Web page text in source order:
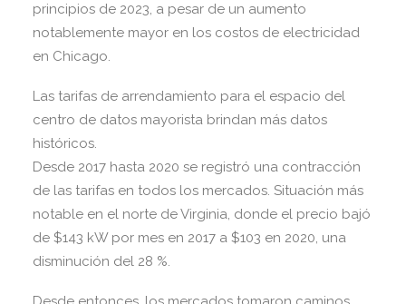
principios de 2023, a pesar de un aumento
notablemente mayor en los costos de electricidad
en Chicago.
Las tarifas de arrendamiento para el espacio del
centro de datos mayorista brindan más datos
históricos.
Desde 2017 hasta 2020 se registró una contracción
de las tarifas en todos los mercados. Situación más
notable en el norte de Virginia, donde el precio bajó
de $143 kW por mes en 2017 a $103 en 2020, una
disminución del 28 %.